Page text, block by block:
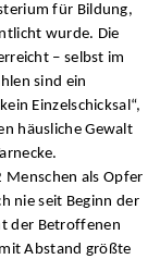
für Bildung,
wurde. Die
– selbst im
sind ein
Einzelschicksal“,
häusliche Gewalt
Menschen als Opfer
nie seit Beginn der
der Betroffenen
Abstand größte